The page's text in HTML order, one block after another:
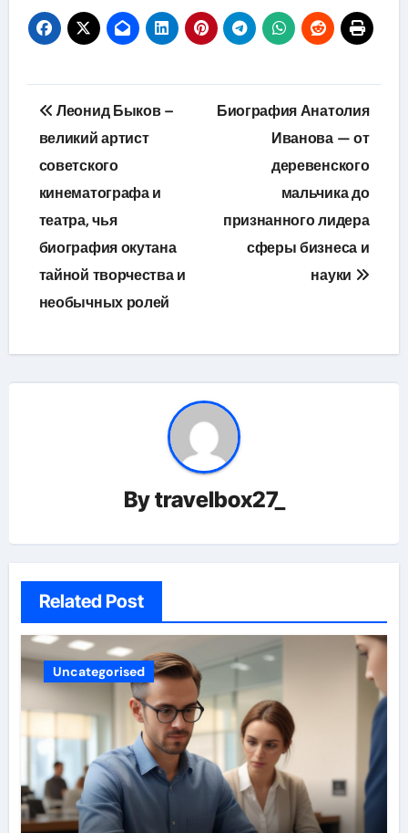
Навигация
по
записям
Леонид Быков –
великий артист
советского
кинематографа и
театра, чья
биография окутана
тайной творчества и
необычных ролей
Биография Анатолия
Иванова — от
деревенского
мальчика до
признанного лидера
сферы бизнеса и
науки
Bytravelbox27_
Related Post
Uncategorised